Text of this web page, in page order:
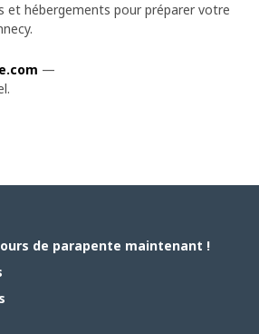
et hébergements pour préparer votre
—
de parapente maintenant !